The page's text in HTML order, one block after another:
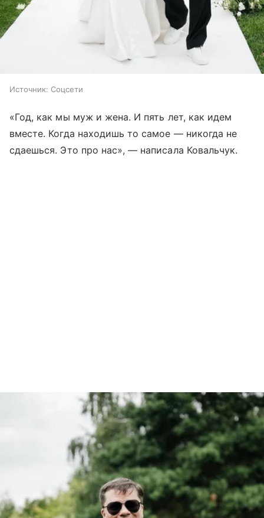
Источник: Соцсети
«Год, как мы муж и жена. И пять лет, как идем
вместе. Когда находишь то самое — никогда не
сдаешься. Это про нас», — написала Ковальчук.